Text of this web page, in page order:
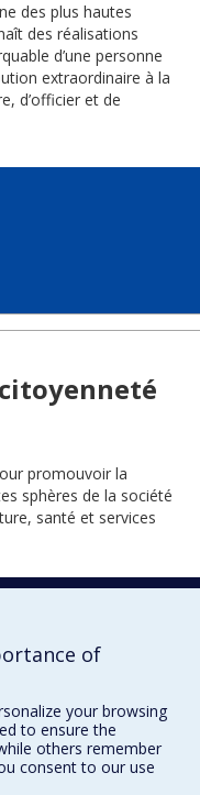
des plus hautes
des réalisations
d’une personne
extraordinaire à la
d’officier et de
promouvoir la
sphères de la société
santé et services
of
your browsing
to ensure the
others remember
consent to our use